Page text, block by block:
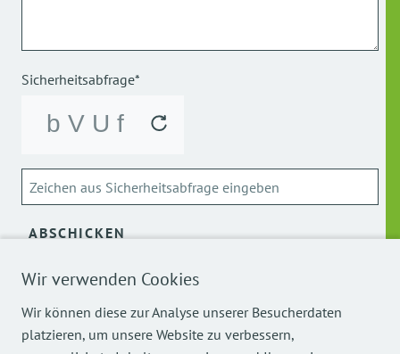
Wir verwenden Cookies
Wir können diese zur Analyse unserer Besucherdaten
platzieren, um unsere Website zu verbessern,
Sicherheitsabfrage*
ABSCHICKEN
Über die Verarbeitung meiner personenbezogenen Daten